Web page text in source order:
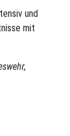
und
mit